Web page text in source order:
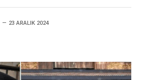
23 ARALIK 2024